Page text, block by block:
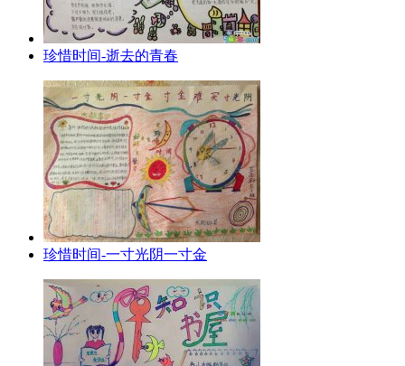
珍惜时间-逝去的青春
珍惜时间-一寸光阴一寸金